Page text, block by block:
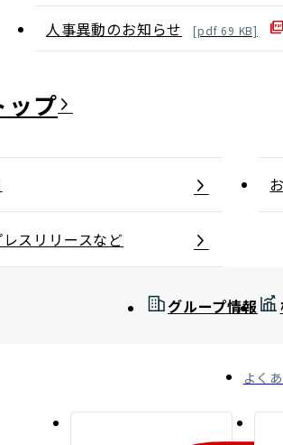
人事異動のお知らせ [pdf 69 KB]
スリリースなど
グループ情報
よく